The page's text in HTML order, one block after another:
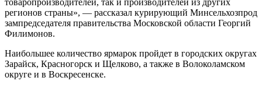
регионов страны», — рассказал курирующий Минсельхозпрод
зампредседателя правительства Московской области Георгий
Филимонов.
Наибольшее количество ярмарок пройдет в городских округах
Зарайск, Красногорск и Щелково, а также в Волоколамском
округе и в Воскресенске.